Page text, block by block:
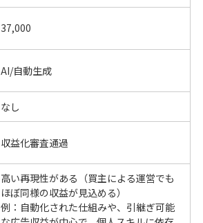
37,000
AI/自動生成
なし
収益化審査通過
高い再現性がある（買主による運営でも
ほぼ同様の収益が見込める）
例：自動化された仕組みや、引継ぎ可能